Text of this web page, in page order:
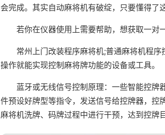
会完成。其实自动麻将机有破绽，只要懂得了
若你在仪器使用上需要帮助，想获取一对
常州上门改装程序麻将机;普通麻将机程
操作就能实现控制麻将牌功能的设备或工具。
蓝牙或无线信号控制原理：一些智能控牌
件预设好牌型等指令，发送信号给控牌器，控
麻将机洗牌、码牌过程中进行干预，达到控牌目